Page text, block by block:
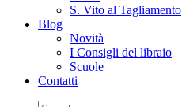
S. Vito al Tagliamento
Blog
Novità
I Consigli del libraio
Scuole
Contatti